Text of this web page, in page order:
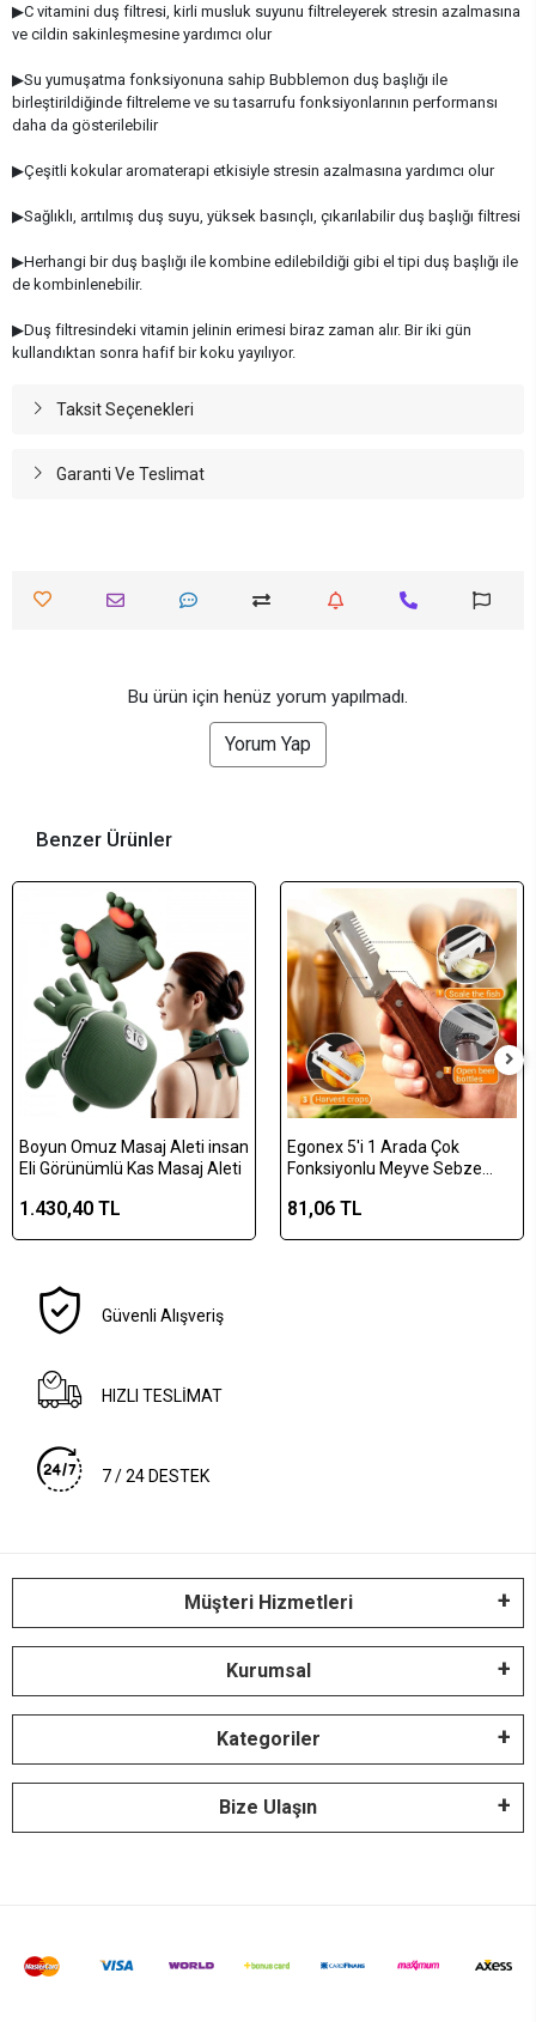
▶C vitamini duş filtresi, kirli musluk suyunu filtreleyerek stresin azalmasına
ve cildin sakinleşmesine yardımcı olur
▶Su yumuşatma fonksiyonuna sahip Bubblemon duş başlığı ile
birleştirildiğinde filtreleme ve su tasarrufu fonksiyonlarının performansı
daha da gösterilebilir
▶Çeşitli kokular aromaterapi etkisiyle stresin azalmasına yardımcı olur
▶Sağlıklı, arıtılmış duş suyu, yüksek basınçlı, çıkarılabilir duş başlığı filtresi
▶Herhangi bir duş başlığı ile kombine edilebildiği gibi el tipi duş başlığı ile
de kombinlenebilir.
▶Duş filtresindeki vitamin jelinin erimesi biraz zaman alır. Bir iki gün
kullandıktan sonra hafif bir koku yayılıyor.
Taksit Seçenekleri
Garanti Ve Teslimat
Bu ürün için henüz yorum yapılmadı.
Yorum Yap
Benzer Ürünler
Boyun Omuz Masaj Aleti insan
Eli Görünümlü Kas Masaj Aleti
1.430,40 TL
Egonex 5'i 1 Arada Çok
Fonksiyonlu Meyve Sebze
Şişe Açacağı – Ahşap Saplı
81,06 TL
Güvenli Alışveriş
HIZLI TESLİMAT
7 / 24 DESTEK
Müşteri Hizmetleri
Kurumsal
Kategoriler
Bize Ulaşın